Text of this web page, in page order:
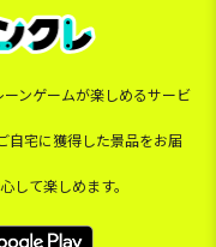
ンゲームが楽しめるサービ
自宅に獲得した景品をお届
して楽しめます。